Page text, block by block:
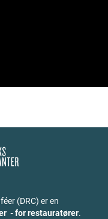
(DRC) er en
- for restauratører.